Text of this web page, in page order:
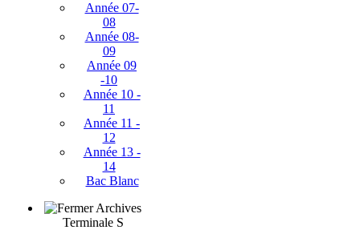
Année 07-
08
Année 08-
09
Année 09
-10
Année 10 -
11
Année 11 -
12
Année 13 -
14
Bac Blanc
Archives
Terminale S